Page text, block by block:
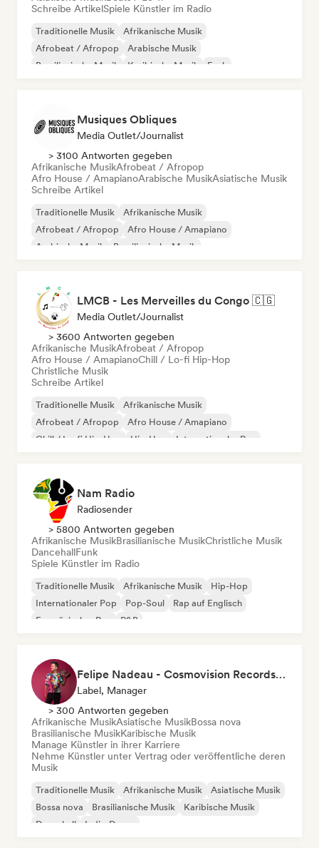
Schreibe ArtikelSpiele Künstler im Radio
Traditionelle Musik
Afrikanische Musik
Afrobeat / Afropop
Arabische Musik
Brasilianische Musik
Karibische Musik
Funk
Musiques Obliques
Media Outlet/Journalist
> 3100 Antworten gegeben
Afrikanische MusikAfrobeat / Afropop
Afro House / AmapianoArabische MusikAsiatische Musik
Schreibe Artikel
Traditionelle Musik
Afrikanische Musik
Afrobeat / Afropop
Afro House / Amapiano
Arabische Musik
Brasilianische Musik
LMCB - Les Merveilles du Congo 🇨🇬
Media Outlet/Journalist
> 3600 Antworten gegeben
Afrikanische MusikAfrobeat / Afropop
Afro House / AmapianoChill / Lo-fi Hip-Hop
Christliche Musik
Schreibe Artikel
Traditionelle Musik
Afrikanische Musik
Afrobeat / Afropop
Afro House / Amapiano
Chill / Lo-fi Hip-Hop
Hip-Hop
Internationaler Rap
Nam Radio
Radiosender
> 5800 Antworten gegeben
Afrikanische MusikBrasilianische MusikChristliche Musik
DancehallFunk
Spiele Künstler im Radio
Traditionelle Musik Afrikanische Musik
Hip-Hop
Internationaler Pop
Pop-Soul
Rap auf Englisch
Französischer Rap
R&B
Felipe Nadeau - Cosmovision Records & Ritmos del Sur
Label, Manager
> 300 Antworten gegeben
Afrikanische MusikAsiatische MusikBossa nova
Brasilianische MusikKaribische Musik
Manage Künstler in ihrer Karriere
Nehme Künstler unter Vertrag oder veröffentliche deren
Musik
Traditionelle Musik Afrikanische Musik
Asiatische Musik
Bossa nova
Brasilianische Musik
Karibische Musik
Dancehall
Indie-Dance